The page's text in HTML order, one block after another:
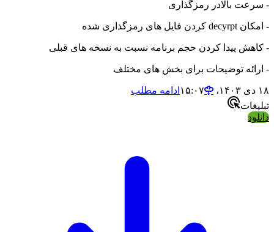
- سرعت بالادر رمزگذاری
- امکان decyrpt کردن فایل های رمزگذاری شده
- کاهش پیدا کردن حجم برنامه نسبت به نسخه های قبلی
- ارائه توضیحات برای بخش های مختلف
۱۸ دی ۱۴۰۳،‏ ۱۵:۰۷
ادامه مطلب
تبلیغات
دانلود